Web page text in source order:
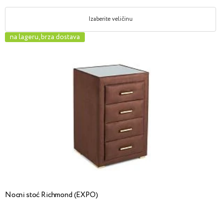
Izaberite veličinu
na lageru, brza dostava
Nocni stoć Richmond (EXPO)